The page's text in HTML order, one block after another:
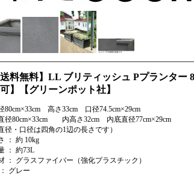
料無料】LL ブリティッシュ Pプランター
】【グリーンポット社】
80cm×33cm 高さ33cm 口径74.5cm×29cm
径80cm×33cm 内高さ32cm 内底直径77cm×29cm
径・口径は四角の1辺の長さです）
： 約 10kg
： 約73L
： グラスファイバー（強化プラスチック）
グレー